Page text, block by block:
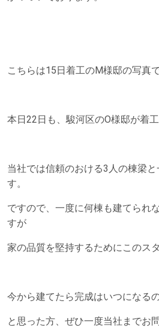
こちらは15日着工のM様邸の写真で
本日22日も、駿河区のO様邸が着工
当社では信頼のおける3人の棟梁
す。
ですので、一度に何棟も建てられ
すが
家の品質を堅持するためにこのス
今から建てたら完成はいつになる
と思った方、ぜひ一度当社までお